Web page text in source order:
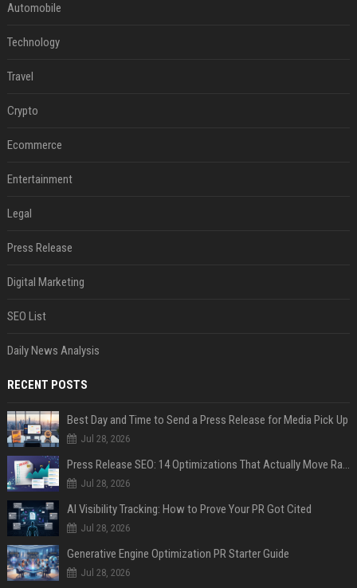
Automobile
Technology
Travel
Crypto
Ecommerce
Entertainment
Legal
Press Release
Digital Marketing
SEO List
Daily News Analysis
RECENT POSTS
Best Day and Time to Send a Press Release for Media Pick Up
Jul 28, 2026
Press Release SEO: 14 Optimizations That Actually Move Rankings
Jul 28, 2026
AI Visibility Tracking: How to Prove Your PR Got Cited
Jul 28, 2026
Generative Engine Optimization PR Starter Guide
Jul 28, 2026